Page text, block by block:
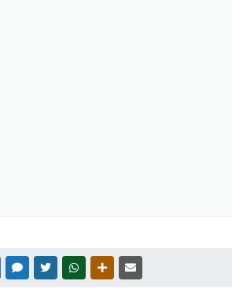
FACEBOOKMESSENGER
TWITTERWHATSAPPOUTRAS MÍDIAS